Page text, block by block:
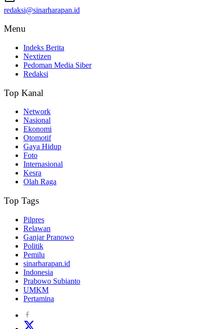
redaksi@sinarharapan.id
Menu
Indeks Berita
Nextizen
Pedoman Media Siber
Redaksi
Top Kanal
Network
Nasional
Ekonomi
Otomotif
Gaya Hidup
Foto
Internasional
Kesra
Olah Raga
Top Tags
Pilpres
Relawan
Ganjar Pranowo
Politik
Pemilu
sinarharapan.id
Indonesia
Prabowo Subianto
UMKM
Pertamina